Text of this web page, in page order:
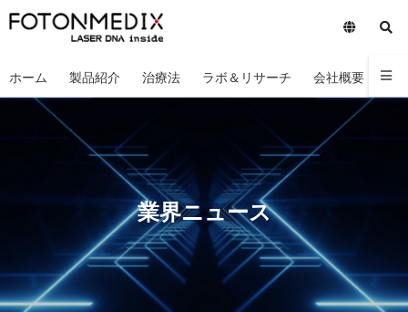
ホーム 製品紹介 治療法 ラボ＆リサーチ 会社概要 お
業界ニュース